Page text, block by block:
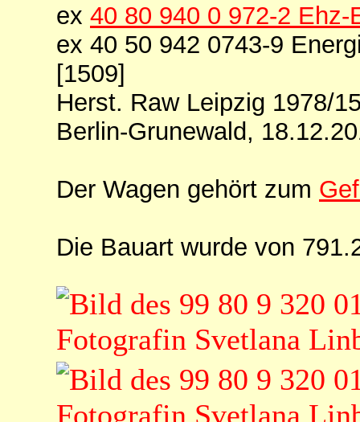
ex 40 80 940 0 972-2
ex 40 50 942 0743-9
[1509]
Herst. Raw Leipzig 1978/
Berlin-Grunewald,
Der Wagen gehört zum
Die Bauart wurde von